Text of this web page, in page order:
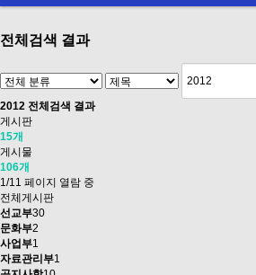
전체검색 결과
2012 전체검색 결과
게시판
15개
게시물
106개
1/11 페이지 열람 중
전체게시판
선교부30
문화부2
사업부1
자료관리부1